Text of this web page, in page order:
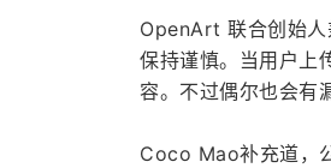
OpenArt 联合创始
保持谨慎。当用户上
容。不过偶尔也会有
Coco Mao补充道，